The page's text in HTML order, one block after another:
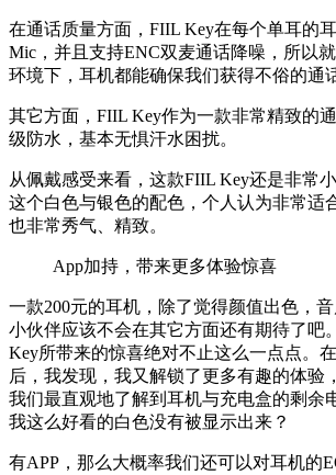
在通话质量方面，FIIL Key在每个单耳的
Mic，并且支持ENC双麦通话降噪，所以
环境下，耳机都能确保我们获得不俗的通
其它方面，FIIL Key作为一款非常精致的
级防水，基本无惧汗水困扰。
从佩戴感受来看，这款FIIL Key还是非常
这个白色与银色的配色，个人认为非常适
也非常秀气、精致。
App加持，带来更多体验惊喜
一款200元的耳机，除了觉得颜值出色，
小伙伴应该不会在其它方面还有期待了吧
Key所带来的惊喜绝对不止这么一点点。
后，我发现，我又解锁了更多有趣的体验
我们最直观地了解到耳机与充电盒的剩余
我这么好看的白色没有被显示出来？
有APP，那么大概率我们还可以对耳机的